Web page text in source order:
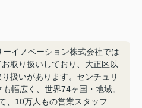
イノベーション株式会社では
取り扱いしており、大正区以
扱いがあります。センチュリ
幅広く、世界74ヶ国・地域。
、10万人もの営業スタッフ